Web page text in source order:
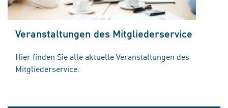
Veranstaltungen des Mitgliederservice
Hier finden Sie alle aktuelle Veranstaltungen des
Mitgliederservice.